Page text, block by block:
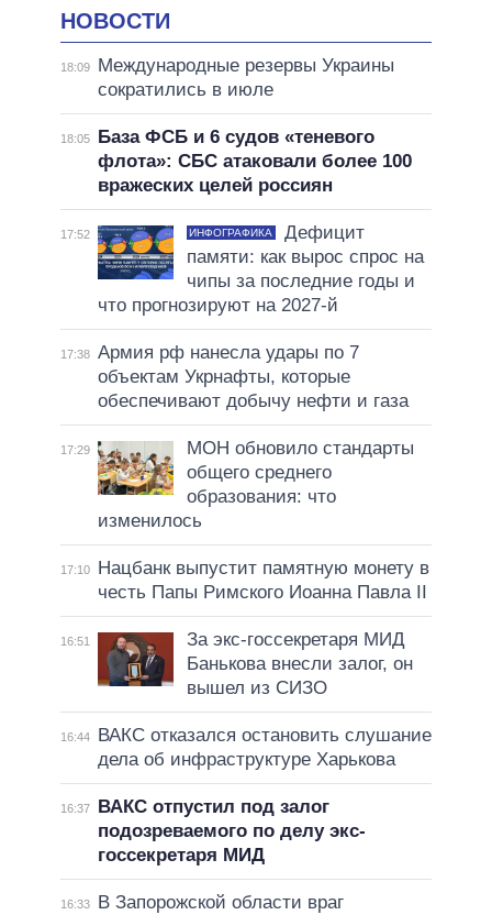
НОВОСТИ
18:09
Международные резервы Украины
сократились в июле
18:05
База ФСБ и 6 судов «теневого
флота»: СБС атаковали более 100
вражеских целей россиян
17:52 ИНФОГРАФИКА
Дефицит
памяти: как вырос спрос на
чипы за последние годы и
что прогнозируют на 2027-й
17:38 Армия рф нанесла удары по 7
объектам Укрнафты, которые
обеспечивают добычу нефти и газа
17:29
МОН обновило стандарты
общего среднего
образования: что
изменилось
17:10
Нацбанк выпустит памятную монету в
честь Папы Римского Иоанна Павла II
16:51
За экс-госсекретаря МИД
Банькова внесли залог, он
вышел из СИЗО
16:44
ВАКС отказался остановить слушание
дела об инфраструктуре Харькова
16:37
ВАКС отпустил под залог
подозреваемого по делу экс-
госсекретаря МИД
16:33
В Запорожской области враг